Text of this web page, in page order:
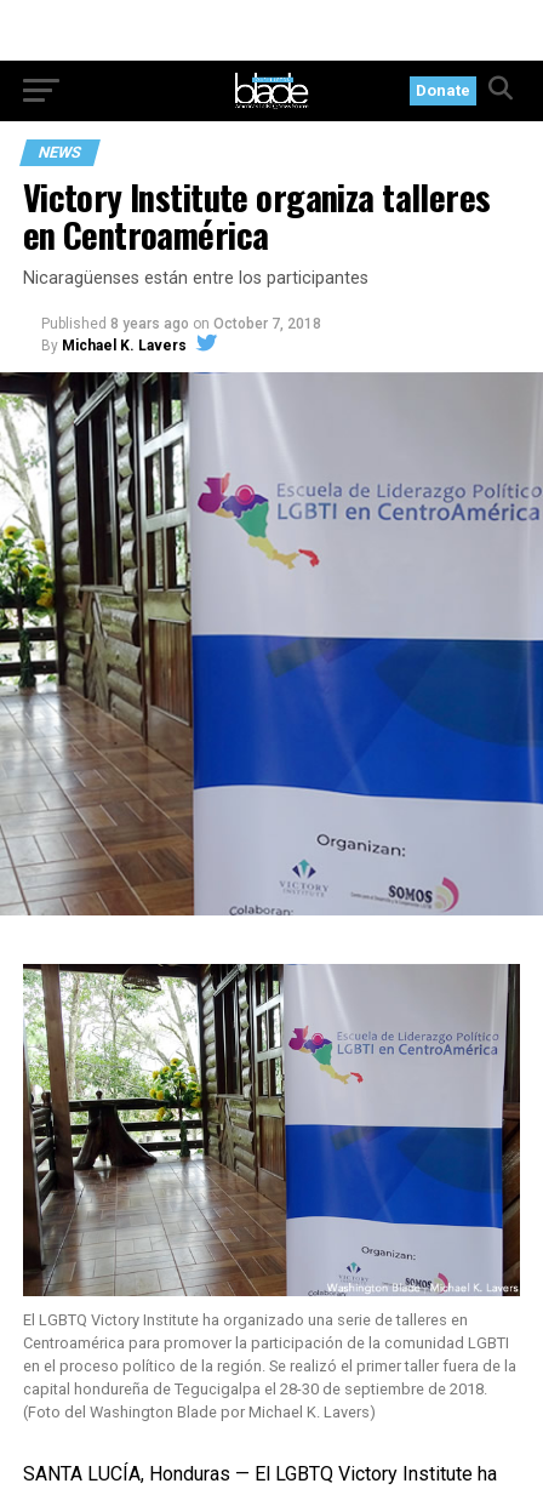
Donate
NEWS
Victory Institute organiza talleres
en Centroamérica
Nicaragüenses están entre los participantes
Published 8 years ago on October 7, 2018
By Michael K. Lavers
El LGBTQ Victory Institute ha organizado una serie de talleres en
Centroamérica para promover la participación de la comunidad LGBTI
en el proceso político de la región. Se realizó el primer taller fuera de la
capital hondureña de Tegucigalpa el 28-30 de septiembre de 2018.
(Foto del Washington Blade por Michael K. Lavers)
SANTA LUCÍA, Honduras — El LGBTQ Victory Institute ha